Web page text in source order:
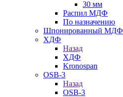
30 мм
Распил МДФ
По назначению
Шпонированный МДФ
ХДФ
Назад
ХДФ
Kronospan
OSB-3
Назад
OSB-3